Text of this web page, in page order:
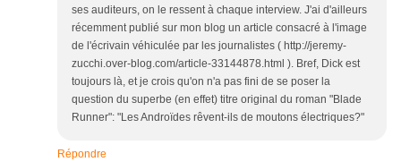
ses auditeurs, on le ressent à chaque interview. J'ai d'ailleurs
récemment publié sur mon blog un article consacré à l'image
de l'écrivain véhiculée par les journalistes ( http://jeremy-
zucchi.over-blog.com/article-33144878.html ). Bref, Dick est
toujours là, et je crois qu'on n'a pas fini de se poser la
question du superbe (en effet) titre original du roman "Blade
Runner": "Les Androïdes rêvent-ils de moutons électriques?"
Répondre